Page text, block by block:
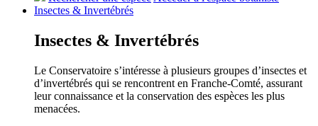
Insectes & Invertébrés
Insectes & Invertébrés
Le Conservatoire s’intéresse à plusieurs groupes d’insectes et
d’invertébrés qui se rencontrent en Franche-Comté, assurant
leur connaissance et la conservation des espèces les plus
menacées.